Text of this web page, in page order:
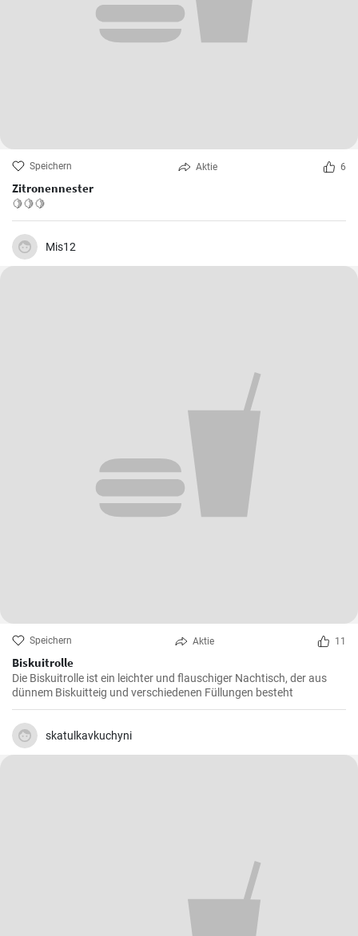
Speichern Aktie 6
Zitronennester
🍋🍋🍋
Mis12
Speichern Aktie 11
Biskuitrolle
Die Biskuitrolle ist ein leichter und flauschiger Nachtisch, der aus
dünnem Biskuitteig und verschiedenen Füllungen besteht
skatulkavkuchyni